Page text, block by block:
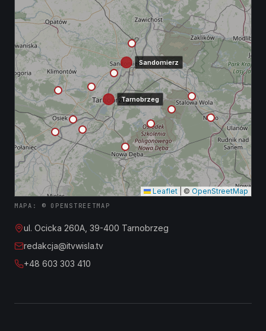
Tarnobrzeg
Sandomierz
Leaflet © OpenStreetMap
MAPA: © OPENSTREETMAP
ul. Ocicka 260A, 39-400 Tarnobrzeg
redakcja@itvwisla.tv
+48 603 303 410